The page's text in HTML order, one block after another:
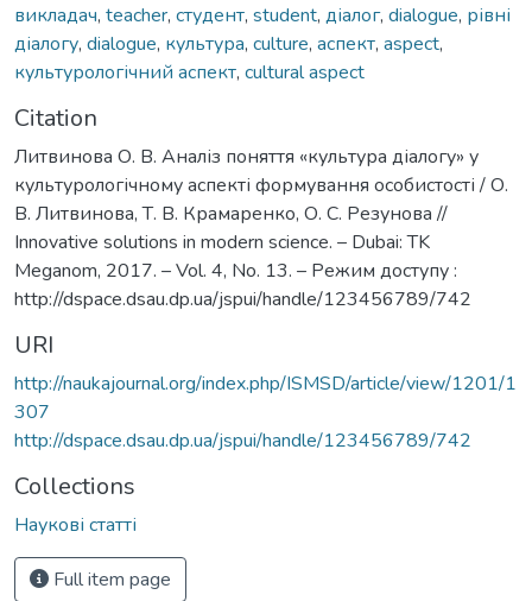
викладач, teacher, студент, student, діалог, dialogue, рівні
діалогу, dialogue, культура, culture, аспект, aspect,
культурологічний аспект, cultural aspect
Citation
Литвинова О. В. Аналіз поняття «культура діалогу» у
культурологічному аспекті формування особистості / О.
В. Литвинова, Т. В. Крамаренко, О. С. Резунова //
Innovative solutions in modern science. – Dubai: TK
Meganom, 2017. – Vol. 4, No. 13. – Режим доступу :
http://dspace.dsau.dp.ua/jspui/handle/123456789/742
URI
http://naukajournal.org/index.php/ISMSD/article/view/1201/1
307
http://dspace.dsau.dp.ua/jspui/handle/123456789/742
Collections
Наукові статті
Full item page